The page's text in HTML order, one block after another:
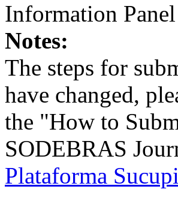
Information Panel
Notes:
The steps for
have changed,
the "How to
SODEBRAS
Plataforma